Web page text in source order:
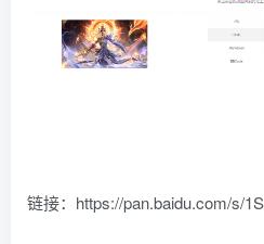
链接：https://pan.baidu.com/s/